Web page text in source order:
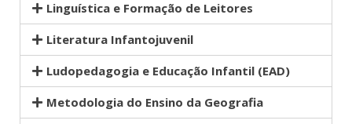
Linguística e Formação de Leitores
Literatura Infantojuvenil
Ludopedagogia e Educação Infantil (EAD)
Metodologia do Ensino da Geografia